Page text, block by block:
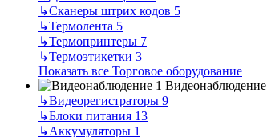
↳Сканеры штрих кодов 5
↳Термолента 5
↳Термопринтеры 7
↳Термоэтикетки 3
Показать все Торговое оборудование
Видеонаблюдение
↳Видеорегистраторы 9
↳Блоки питания 13
↳Аккумуляторы 1